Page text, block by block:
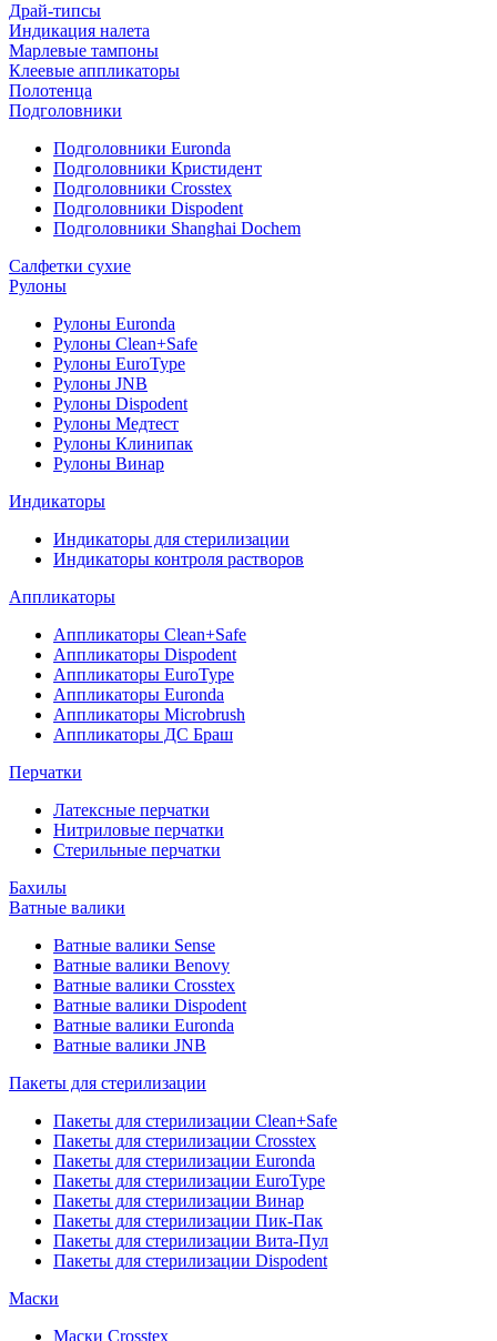
Драй-типсы
Индикация налета
Марлевые тампоны
Клеевые аппликаторы
Полотенца
Подголовники
Подголовники Euronda
Подголовники Кристидент
Подголовники Crosstex
Подголовники Dispodent
Подголовники Shanghai Dochem
Салфетки сухие
Рулоны
Рулоны Euronda
Рулоны Clean+Safe
Рулоны EuroType
Рулоны JNB
Рулоны Dispodent
Рулоны Медтест
Рулоны Клинипак
Рулоны Винар
Индикаторы
Индикаторы для стерилизации
Индикаторы контроля растворов
Аппликаторы
Аппликаторы Clean+Safe
Аппликаторы Dispodent
Аппликаторы EuroType
Аппликаторы Euronda
Аппликаторы Microbrush
Аппликаторы ДС Браш
Перчатки
Латексные перчатки
Нитриловые перчатки
Стерильные перчатки
Бахилы
Ватные валики
Ватные валики Sense
Ватные валики Benovy
Ватные валики Crosstex
Ватные валики Dispodent
Ватные валики Euronda
Ватные валики JNB
Пакеты для стерилизации
Пакеты для стерилизации Clean+Safe
Пакеты для стерилизации Crosstex
Пакеты для стерилизации Euronda
Пакеты для стерилизации EuroType
Пакеты для стерилизации Винар
Пакеты для стерилизации Пик-Пак
Пакеты для стерилизации Вита-Пул
Пакеты для стерилизации Dispodent
Маски
Маски Crosstex